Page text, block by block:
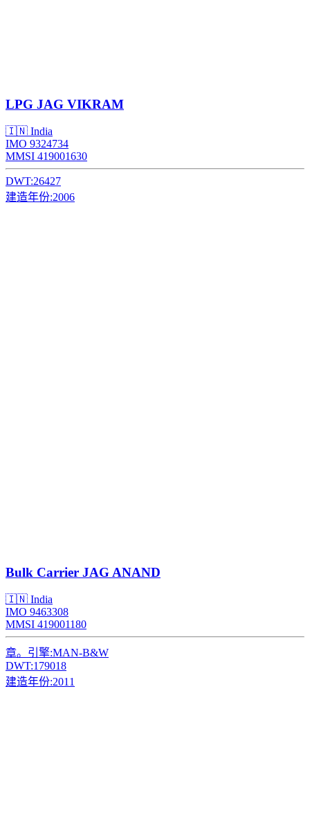
LPG JAG VIKRAM
🇮🇳 India
IMO 9324734
MMSI 419001630
DWT:26427
建造年份:2006
Bulk Carrier JAG ANAND
🇮🇳 India
IMO 9463308
MMSI 419001180
章。引擎:MAN-B&W
DWT:179018
建造年份:2011